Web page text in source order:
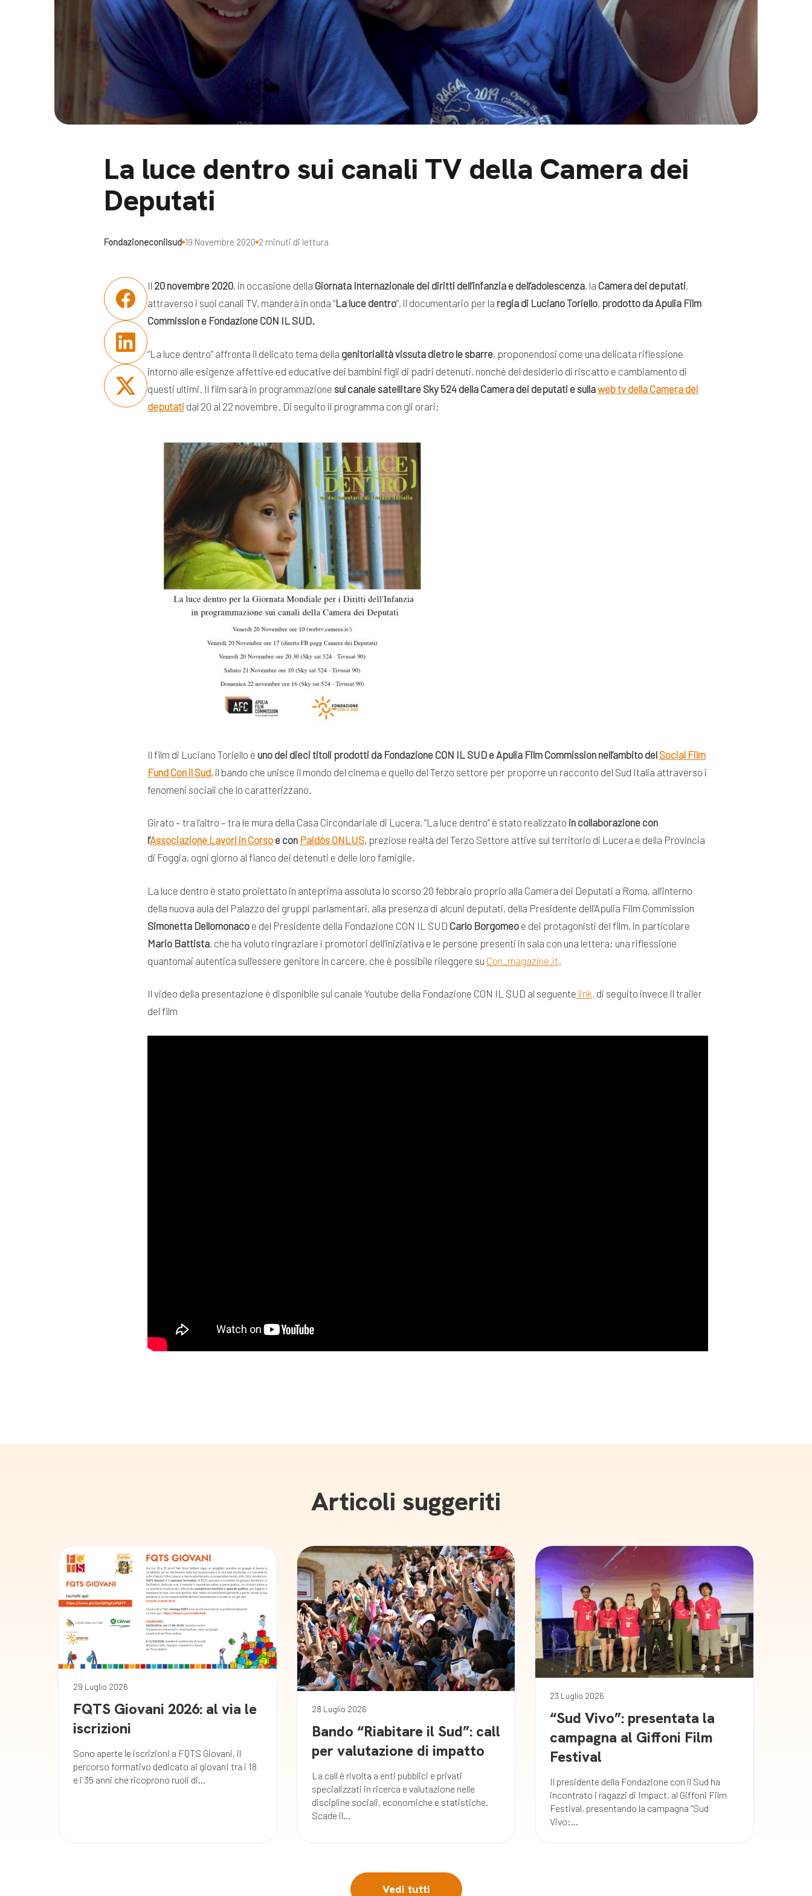
La luce dentro sui canali TV della Camera dei
Deputati
Fondazioneconilsud 19 Novembre 2020 2 minuti di lettura
Il 20 novembre 2020, in occasione della Giornata Internazionale dei diritti dell’infanzia e dell’adolescenza, la Camera dei deputati,
attraverso i suoi canali TV, manderà in onda “La luce dentro“, il documentario per la regia di Luciano Toriello, prodotto da Apulia Film
Commission e Fondazione CON IL SUD.
“La luce dentro” affronta il delicato tema della genitorialità vissuta dietro le sbarre, proponendosi come una delicata riflessione
intorno alle esigenze affettive ed educative dei bambini figli di padri detenuti, nonché del desiderio di riscatto e cambiamento di
questi ultimi. Il film sarà in programmazione sul canale satellitare Sky 524 della Camera dei deputati e sullaweb tv della Camera dei
deputati dal 20 al 22 novembre. Di seguito il programma con gli orari:
Il film di Luciano Toriello è uno dei dieci titoli prodotti da Fondazione CON IL SUD e Apulia Film Commission nell’ambito del Social Film
Fund Con il Sud, il bando che unisce il mondo del cinema e quello del Terzo settore per proporre un racconto del Sud Italia attraverso i
fenomeni sociali che lo caratterizzano.
Girato – tra l’altro – tra le mura della Casa Circondariale di Lucera, “La luce dentro” è stato realizzato in collaborazione con
l’Associazione Lavori in Corso e con Paidòs ONLUS, preziose realtà del Terzo Settore attive sul territorio di Lucera e della Provincia
di Foggia, ogni giorno al fianco dei detenuti e delle loro famiglie.
La luce dentro è stato proiettato in anteprima assoluta lo scorso 20 febbraio proprio alla Camera dei Deputati a Roma, all’interno
della nuova aula del Palazzo dei gruppi parlamentari, alla presenza di alcuni deputati, della Presidente dell’Apulia Film Commission
Simonetta Dellomonaco e del Presidente della Fondazione CON IL SUD Carlo Borgomeo e dei protagonisti del film, in particolare
Mario Battista, che ha voluto ringraziare i promotori dell’iniziativa e le persone presenti in sala con una lettera: una riflessione
quantomai autentica sull’essere genitore in carcere, che è possibile rileggere su Con_magazine.it
Il video della presentazione è disponibile sul canale Youtube della Fondazione CON IL SUD al seguente link, di seguito invece il trailer
del film
Articoli suggeriti
29 Luglio 2026
FQTS Giovani 2026: al via le
iscrizioni
Sono aperte le iscrizioni a FQTS Giovani, il
percorso formativo dedicato ai giovanI tra i 18
e i 35 anni che ricoprono ruoli di...
28 Luglio 2026
Bando “Riabitare il Sud”: call
per valutazione di impatto
La call è rivolta a enti pubblici e privati
specializzati in ricerca e valutazione nelle
discipline sociali, economiche e statistiche.
Scade il...
23 Luglio 2026
“Sud Vivo”: presentata la
campagna al Giffoni Film
Festival
Il presidente della Fondazione con il Sud ha
incontrato i ragazzi di Impact, al Giffoni Film
Festival, presentando la campagna “Sud
Vivo:...
Vedi tutti
Bilancio di missione
News e appuntamenti
Appuntamenti
Videomagazine e blog
progetti
Seguici sui social: